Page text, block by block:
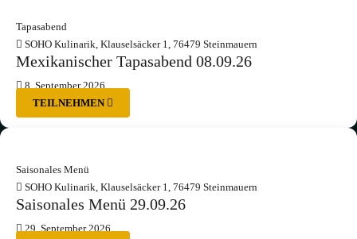
Tapasabend
SOHO Kulinarik, Klauselsäcker 1, 76479 Steinmauern
Mexikanischer Tapasabend 08.09.26
8. September 2026
TEILNEHMEN
Saisonales Menü
SOHO Kulinarik, Klauselsäcker 1, 76479 Steinmauern
Saisonales Menü 29.09.26
29. September 2026